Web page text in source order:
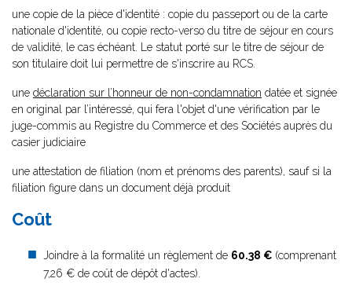
une copie de la pièce d'identité : copie du passeport ou de la carte
nationale d'identité, ou copie recto-verso du titre de séjour en cours
de validité, le cas échéant. Le statut porté sur le titre de séjour de
son titulaire doit lui permettre de s'inscrire au RCS.
une déclaration sur l’honneur de non-condamnation datée et signée
en original par l’intéressé, qui fera l'objet d'une vérification par le
juge-commis au Registre du Commerce et des Sociétés auprès du
casier judiciaire
une attestation de filiation (nom et prénoms des parents), sauf si la
filiation figure dans un document déjà produit
Coût
Joindre à la formalité un règlement de 60.38 € (comprenant
7,26 € de coût de dépôt d'actes).